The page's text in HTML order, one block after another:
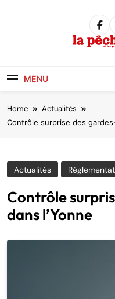
MENU
Home Actualités
Contrôle surprise des
Actualités
Contrôle
dans l’Yonne